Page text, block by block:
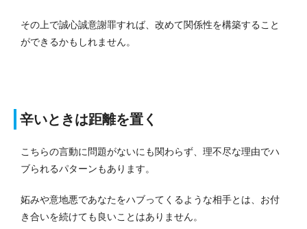
その上で誠心誠意謝罪すれば、改めて関係性を構築すること
ができるかもしれません。
辛いときは距離を置く
こちらの言動に問題がないにも関わらず、理不尽な理由でハ
ブられるパターンもあります。
妬みや意地悪であなたをハブってくるような相手とは、お付
き合いを続けても良いことはありません。